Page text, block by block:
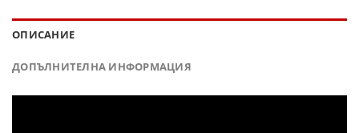
ОПИСАНИЕ
ДОПЪЛНИТЕЛНА ИНФОРМАЦИЯ